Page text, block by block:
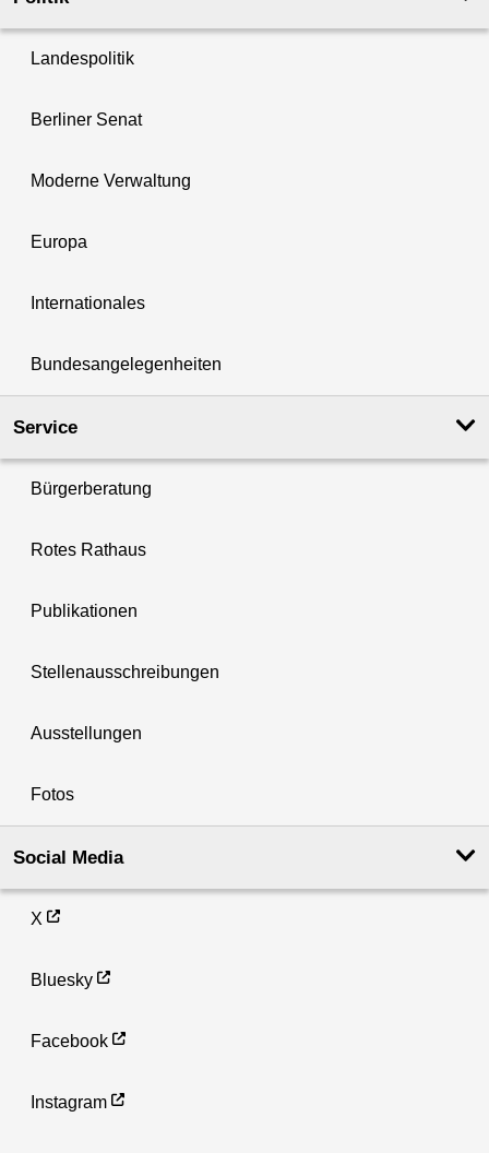
Landespolitik
Berliner Senat
Moderne Verwaltung
Europa
Internationales
Bundesangelegenheiten
Service
Bürgerberatung
Rotes Rathaus
Publikationen
Stellenausschreibungen
Ausstellungen
Fotos
Social Media
X
Bluesky
Facebook
Instagram